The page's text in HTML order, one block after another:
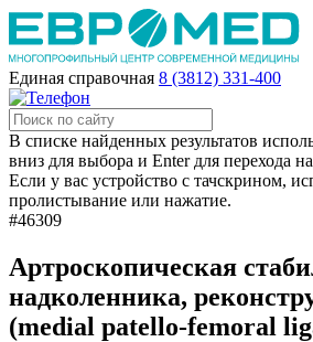
Единая справочная 8 (3812) 331-400
В списке найденных результатов
вниз для выбора и Enter для перехода
Если у вас устройство с тачскрином,
пролистывание или нажатие.
#46309
Артроскопическая
надколенника,
(medial patello-femoral